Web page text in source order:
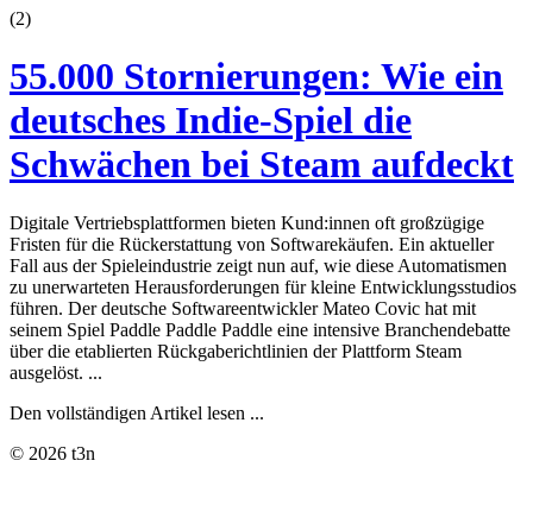
(2)
55.000 Stornierungen: Wie ein
deutsches Indie-Spiel die
Schwächen bei Steam aufdeckt
Digitale Vertriebsplattformen bieten Kund:innen oft großzügige
Fristen für die Rückerstattung von Softwarekäufen. Ein aktueller
Fall aus der Spieleindustrie zeigt nun auf, wie diese Automatismen
zu unerwarteten Herausforderungen für kleine Entwicklungsstudios
führen. Der deutsche Softwareentwickler Mateo Covic hat mit
seinem Spiel Paddle Paddle Paddle eine intensive Branchendebatte
über die etablierten Rückgaberichtlinien der Plattform Steam
ausgelöst. ...
Den vollständigen Artikel lesen ...
© 2026 t3n